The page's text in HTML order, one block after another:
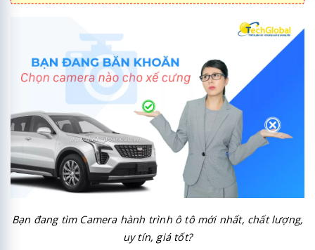
Bạn đang tìm Camera hành trình ô tô mới nhất, chất lượng,
uy tín, giá tốt?